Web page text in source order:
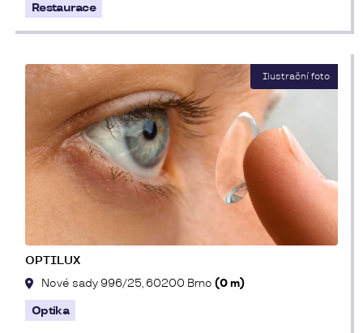
Restaurace
OPTILUX
Nové sady 996/25, 60200 Brno (0 m)
Optika